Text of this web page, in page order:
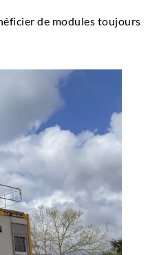
de modules toujours